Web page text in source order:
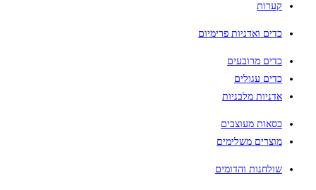
קערות
כדים ואדניות פרימיום
כדים מרובעים
כדים עגולים
אדניות מלבניות
כסאות מעוצבים
מוצרים משלימים
שולחנות והדומים